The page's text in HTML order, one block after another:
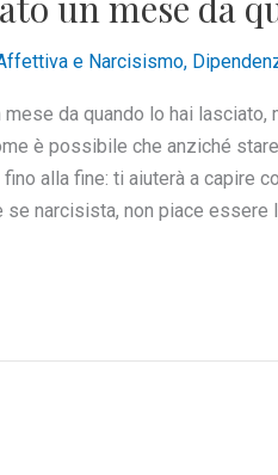
e Narcisismo,
mese da quando lo hai
è possibile che anziché
alla fine: ti aiuterà a capire
narcisista, non piace essere